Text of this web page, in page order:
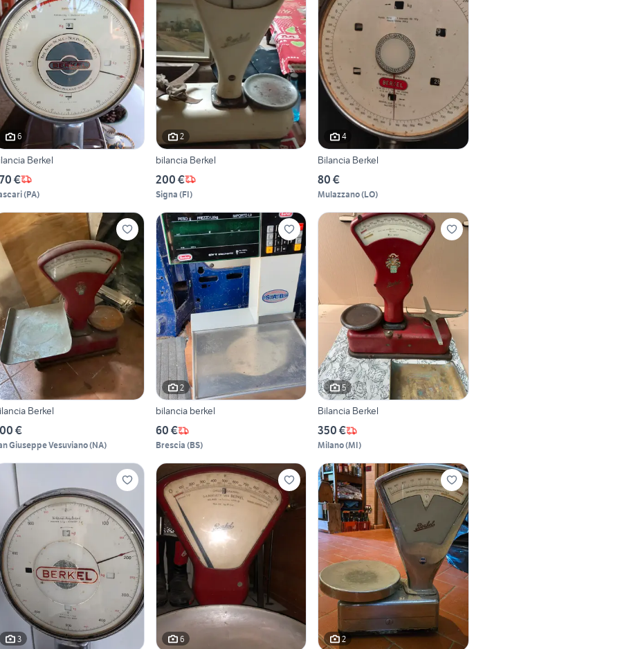
6
Berkel
€
(PA)
2
bilancia Berkel
200 €
Signa (FI)
4
Bilancia Berkel
80 €
Mulazzano(LO)
Berkel
€
Giuseppe Vesuviano(NA)
2
bilancia berkel
60 €
Brescia (BS)
5
Bilancia Berkel
350 €
Milano(MI)
3 6 2